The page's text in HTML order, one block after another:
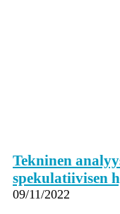
Tekninen
spekulatiivisen
09/11/2022